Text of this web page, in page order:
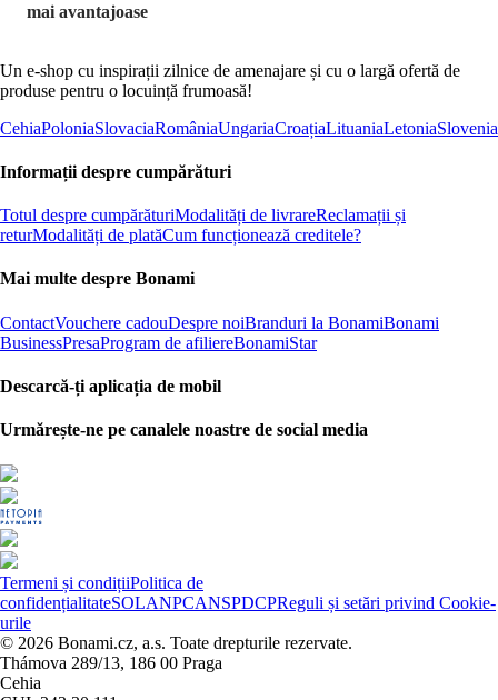
mai avantajoase
Un e-shop cu inspirații zilnice de amenajare și cu o largă ofertă de
produse pentru o locuință frumoasă!
CehiaPoloniaSlovaciaRomâniaUngariaCroațiaLituaniaLetoniaSlovenia
Informații despre cumpărături
Totul despre cumpărăturiModalități de livrareReclamații și
returModalități de platăCum funcționează creditele?
Mai multe despre Bonami
ContactVouchere cadouDespre noiBranduri la BonamiBonami
BusinessPresaProgram de afiliereBonamiStar
Descarcă-ți aplicația de mobil
Urmărește-ne pe canalele noastre de social media
Termeni și condițiiPolitica de
confidențialitateSOLANPCANSPDCPReguli și setări privind Cookie-
urile
© 2026 Bonami.cz, a.s. Toate drepturile rezervate.
Thámova 289/13, 186 00 Praga
Cehia